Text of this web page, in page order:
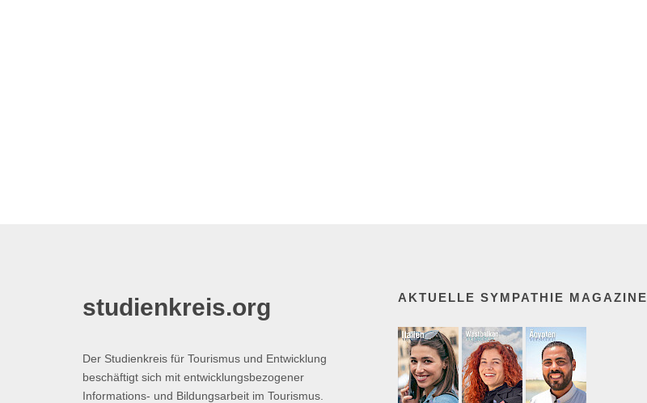
studienkreis.org
Der Studienkreis für Tourismus und Entwicklung
beschäftigt sich mit entwicklungsbezogener
Informations- und Bildungsarbeit im Tourismus.
AKTUELLE SYMPATHIE MAGAZINE